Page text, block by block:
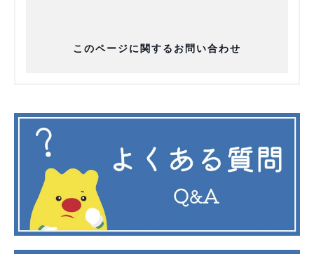
このページに関するお問い合わせ